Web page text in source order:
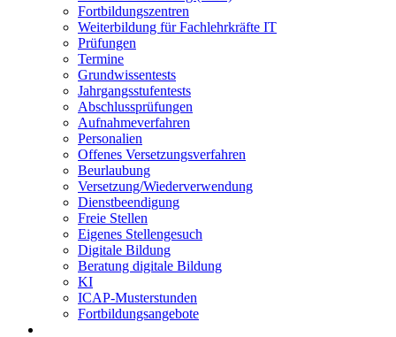
Fortbildungszentren
Weiterbildung für Fachlehrkräfte IT
Prüfungen
Termine
Grundwissentests
Jahrgangsstufentests
Abschlussprüfungen
Aufnahmeverfahren
Personalien
Offenes Versetzungsverfahren
Beurlaubung
Versetzung/Wiederverwendung
Dienstbeendigung
Freie Stellen
Eigenes Stellengesuch
Digitale Bildung
Beratung digitale Bildung
KI
ICAP-Musterstunden
Fortbildungsangebote